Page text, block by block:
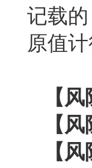
记载
原值
【
【
【